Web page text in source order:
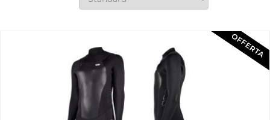
OFFERTA